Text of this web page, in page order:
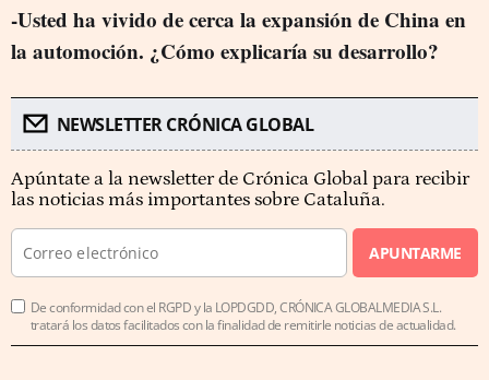
-Usted ha vivido de cerca la expansión de China en
la automoción. ¿Cómo explicaría su desarrollo?
NEWSLETTER CRÓNICA GLOBAL
Apúntate a la newsletter de Crónica Global para recibir
las noticias más importantes sobre Cataluña.
APUNTARME
De conformidad con el RGPD y la LOPDGDD, CRÓNICA GLOBALMEDIA S.L.
tratará los datos facilitados con la finalidad de remitirle noticias de actualidad.